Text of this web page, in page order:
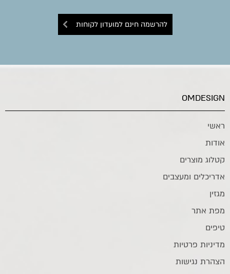
להרשמה חינם למועדון לקוחות
OMDESIGN
ראשי
אודות
קטלוג מוצרים
אדריכלים ומעצבים
מגזין
מפת אתר
טיפים
מדיניות פרטיות
הצהרת נגישות